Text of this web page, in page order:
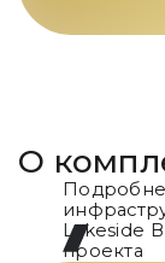
О
Lakeside
проекта